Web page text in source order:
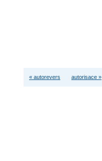
« autorevers autorisace »